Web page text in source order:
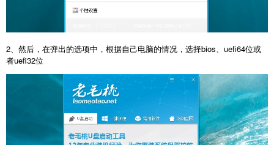
2、然后，在弹出的选项中，根据自己电脑的情况，选择bios、uefi64位或
者uefi32位